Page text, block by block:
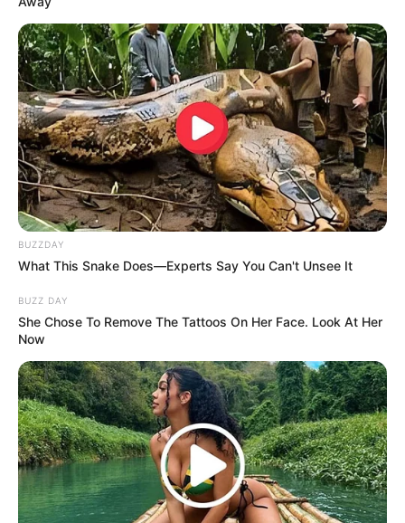
Andai Ibu Tidak Menikah
Dengan Ayah
1 ULASAN
15 Oktober 2023 at 18:38
Cerita
7/10
Pemain
9/10
Akting
7/10
Musik
8/10
Balas
ULASAN
BUZZDAY
What This Snake Does—Experts Say You Can't Unsee It
BUZZ DAY
She Chose To Remove The Tattoos On Her Face. Look At Her
Now